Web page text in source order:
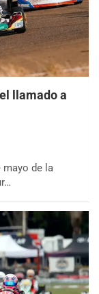
llamado a
mayo de la